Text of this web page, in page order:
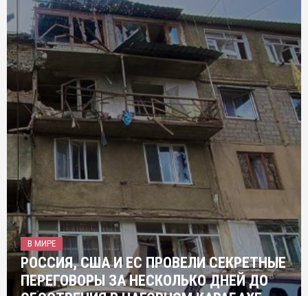
В МИРЕ
РОССИЯ, США И ЕС ПРОВЕЛИ СЕКРЕТНЫЕ
ПЕРЕГОВОРЫ ЗА НЕСКОЛЬКО ДНЕЙ ДО